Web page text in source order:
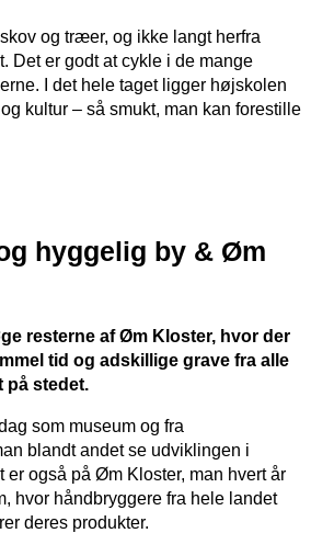
og træer, og ikke langt herfra
Det er godt at cykle i de mange
I det hele taget ligger højskolen
kultur – så smukt, man kan forestille
hyggelig by & Øm
resterne af Øm Kloster, hvor der
tid og adskillige grave fra alle
stedet.
som museum og fra
blandt andet se udviklingen i
også på Øm Kloster, man hvert år
hvor håndbryggere fra hele landet
deres produkter.